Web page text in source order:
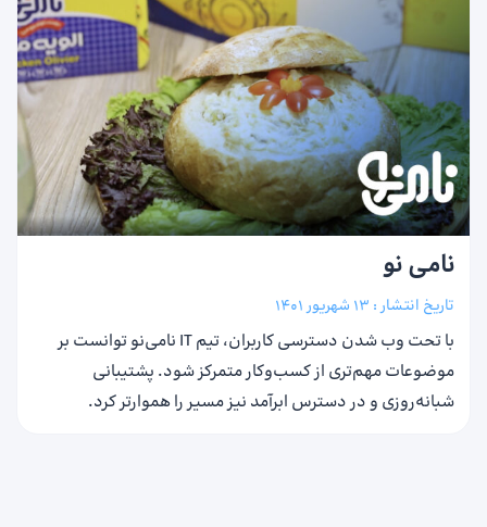
نامی نو
تاریخ انتشار : 13 شهریور 1401
با تحت وب شدن دسترسی کاربران، تیم IT نامی‌نو توانست بر
موضوعات مهم‌تری از کسب‌وکار متمرکز شود. پشتیبانی
شبانه‌روزی و در دسترس ابرآمد نیز مسیر را هموارتر کرد.